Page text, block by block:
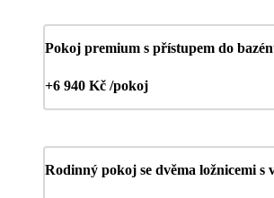
Pokoj premium s přístupem do
+6 940 Kč /pokoj
Rodinný pokoj se dvěma ložnicemi s